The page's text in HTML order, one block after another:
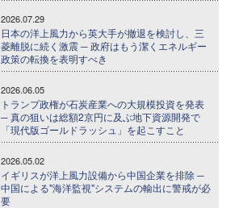
2026.07.29
日本の洋上風力から英大手が撤退を検討し、三
菱離脱に続く激震 ─ 政府はもう潔くエネルギー
政策の転換を表明すべき
2026.06.05
トランプ政権が石炭産業への大規模投資を発表
─ 真の狙いは総額2京円に及ぶ地下資源開発で
「現代版ゴールドラッシュ」を起こすこと
2026.05.02
イギリスが洋上風力設備から中国企業を排除 ─
中国による"海洋監視"システムの輸出に警戒が必
要